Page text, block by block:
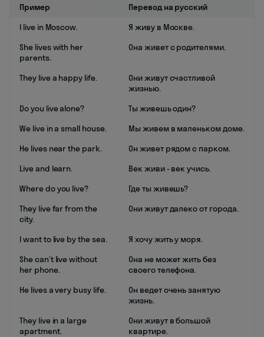
Пример
Перевод на русский
I live in Moscow.
Я живу в Москве.
She lives with her
parents.
Она живет с родителями.
They live a happy life.
Они живут счастливой
жизнью.
Do you live alone?
Ты живешь один?
We live in a small house.
Мы живем в маленьком доме.
He lives near the park.
Он живет рядом с парком.
Live and learn.
Век живи - век учись.
Where do you live?
Где ты живешь?
They live far from the
city.
Они живут далеко от города.
I want to live by the sea.
Я хочу жить у моря.
She can’t live without
her phone.
Она не может жить без
своего телефона.
He lives a very busy life.
Он ведет очень занятую
жизнь.
They live in a large
apartment.
Они живут в большой
квартире.